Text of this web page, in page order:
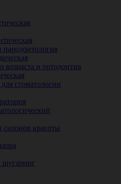
пародонтология
возраста и ортодонтия
стоматологии
салонов красоты
шугаринг